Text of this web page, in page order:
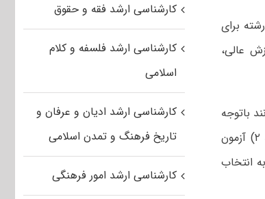
برای
موسسات آموزش عالی،
باتوجه
به شرایط و ضوابط مندرج در دفترچه راهنمای انتخاب رشته های تحصیلی (دفترچه شماره ۲) آزمون
دارند نسبت به انتخاب
کارشناسی ارشد فقه و حقوق
کارشناسی ارشد فلسفه و کلام
اسلامی
کارشناسی ارشد ادیان و عرفان و
تاریخ فرهنگ و تمدن اسلامی
کارشناسی ارشد امور فرهنگی